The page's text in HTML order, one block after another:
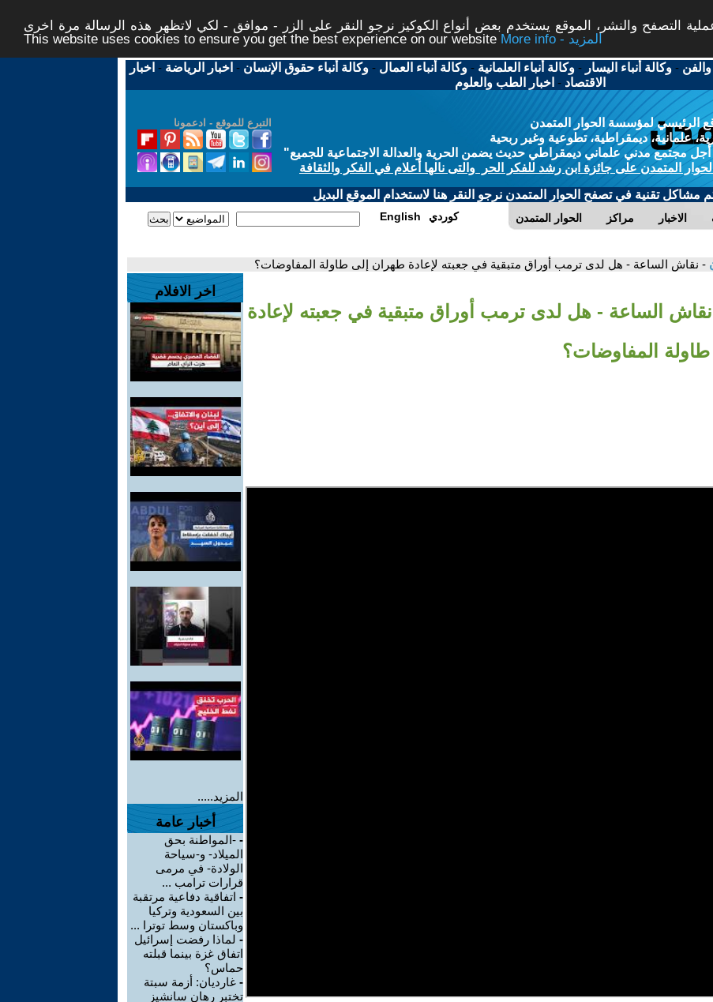
التصفح والنشر، الموقع يستخدم بعض أنواع الكوكيز نرجو النقر على الزر - موافق - لكي لاتظهر هذه الرسالة مرة اخرى -
This website uses cookies to ensure you get the best experience on our website
More info - المزيد
والفن -وكالة أنباء اليسار -وكالة أنباء العلمانية -وكالة أنباء العمال -وكالة أنباء حقوق الإنسان - اخبار الرياضة - اخبار
الاقتصاد - اخبار الطب والعلوم
التبرع للموقع - ادعمونا
الرئيسي لمؤسسة الحوار المتمدن
علمانية، ديمقراطية، تطوعية وغير ربحية
مجتمع مدني علماني ديمقراطي حديث يضمن الحرية والعدالة الاجتماعية للجميع"
المتمدن على جائزة ابن رشد للفكر الحر والتى نالها أعلام في الفكر والثقافة
مشاكل تقنية في تصفح الحوار المتمدن نرجو النقر هنا لاستخدام الموقع البديل
الحوار المتمدن مراكز الاخبار English كوردي
- نقاش الساعة - هل لدى ترمب أوراق متبقية في جعبته لإعادة طهران إلى طاولة المفاوضات؟
الساعة - هل لدى ترمب أوراق متبقية في جعبته لإعادة
المفاوضات؟
اخر الافلام
المزيد.....
أخبار عامة
- -المواطنة بحق
الميلاد- و-سياحة
الولادة- في مرمى
قرارات ترامب ...
- اتفاقية دفاعية مرتقبة
بين السعودية وتركيا
وباكستان وسط توترا ...
- لماذا رفضت إسرائيل
اتفاق غزة بينما قبلته
حماس؟
- غارديان: أزمة سبتة
تختبر رهان سانشيز